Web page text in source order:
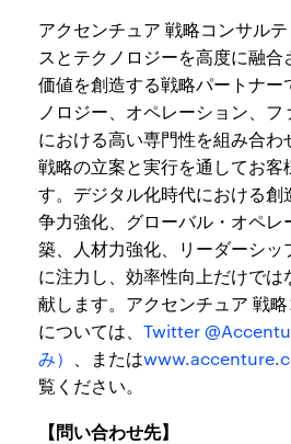
アクセンチュア 戦略コンサル
スとテクノロジーを高度に融合
価値を創造する戦略パートナー
ノロジー、オペレーション、
における高い専門性を組み合わ
戦略の立案と実行を通してお客
す。デジタル化時代における創
争力強化、グローバル・オペ
築、人材力強化、リーダーシッ
に注力し、効率性向上だけで
献します。アクセンチュア 戦
については、 Twitter
み）
、または
覧ください。
【問い合わせ先】